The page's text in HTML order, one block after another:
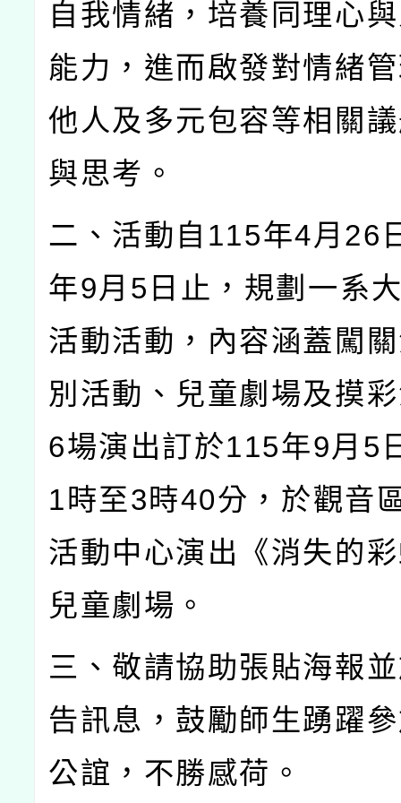
自我情緒，培養同理心
能力，進而啟發對情緒
他人及多元包容等相關
與思考。
二、活動自 115年4月 26
年9月 5 日止，規劃一系
活動活動，內容涵蓋闖
別活動、兒童劇場及摸
6場演出訂於115年9月 5
1 時至3時40分，於觀音
活動中心演出《消失的
兒童劇場。
三、敬請協助張貼海報
告訊息，鼓勵師生踴躍
公誼，不勝感荷。